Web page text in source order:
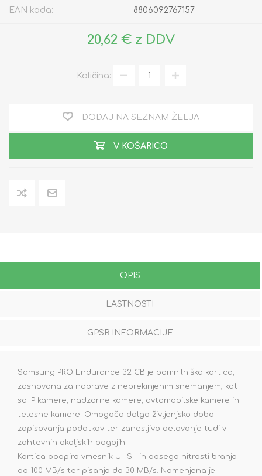
EAN koda: 8806092767157
20,62 € z DDV
Količina:
DODAJ NA SEZNAM ŽELJA
V KOŠARICO
OPIS
LASTNOSTI
GPSR INFORMACIJE
Samsung PRO Endurance 32 GB je pomnilniška kartica,
zasnovana za naprave z neprekinjenim snemanjem, kot
so IP kamere, nadzorne kamere, avtomobilske kamere in
telesne kamere. Omogoča dolgo življenjsko dobo
zapisovanja podatkov ter zanesljivo delovanje tudi v
zahtevnih okoljskih pogojih.
Kartica podpira vmesnik UHS-I in dosega hitrosti branja
do 100 MB/s ter pisanja do 30 MB/s. Namenjena je